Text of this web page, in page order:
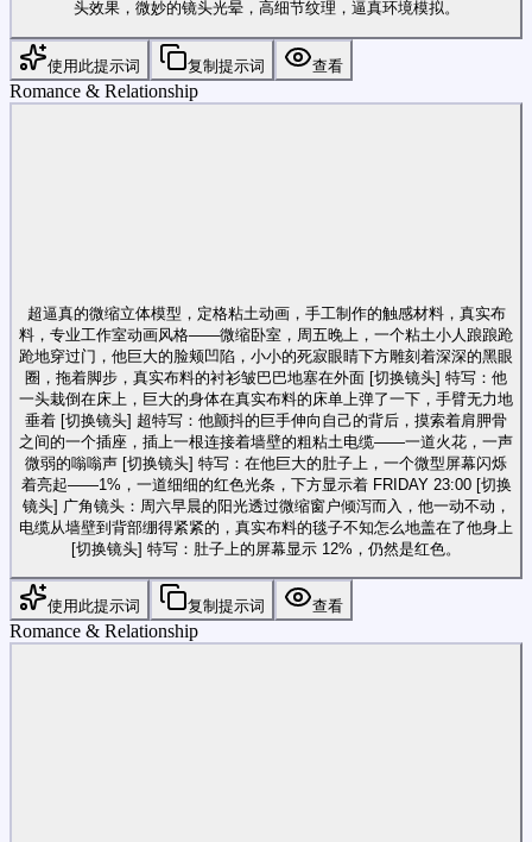
头效果，微妙的镜头光晕，高细节纹理，逼真环境模拟。
使用此提示词 复制提示词 查看
Romance & Relationship
超逼真的微缩立体模型，定格粘土动画，手工制作的触感材料，真实布
料，专业工作室动画风格——微缩卧室，周五晚上，一个粘土小人踉踉跄
跄地穿过门，他巨大的脸颊凹陷，小小的死寂眼睛下方雕刻着深深的黑眼
圈，拖着脚步，真实布料的衬衫皱巴巴地塞在外面 [切换镜头] 特写：他
一头栽倒在床上，巨大的身体在真实布料的床单上弹了一下，手臂无力地
垂着 [切换镜头] 超特写：他颤抖的巨手伸向自己的背后，摸索着肩胛骨
之间的一个插座，插上一根连接着墙壁的粗粘土电缆——一道火花，一声
微弱的嗡嗡声 [切换镜头] 特写：在他巨大的肚子上，一个微型屏幕闪烁
着亮起——1%，一道细细的红色光条，下方显示着 FRIDAY 23:00 [切换
镜头] 广角镜头：周六早晨的阳光透过微缩窗户倾泻而入，他一动不动，
电缆从墙壁到背部绷得紧紧的，真实布料的毯子不知怎么地盖在了他身上
[切换镜头] 特写：肚子上的屏幕显示 12%，仍然是红色。
使用此提示词 复制提示词 查看
Romance & Relationship